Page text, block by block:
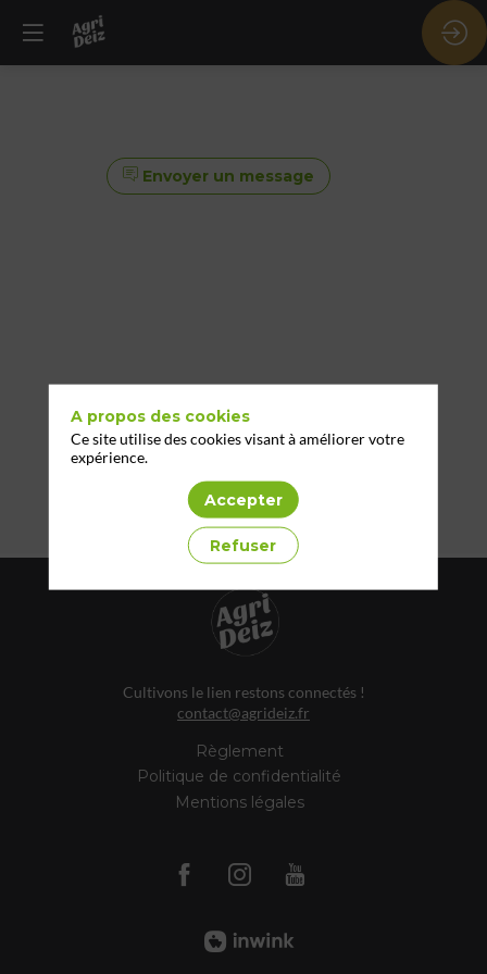
Envoyer un message
Envoyer un message
Cultivons le lien restons connectés !
contact@agrideiz.fr
Règlement
Politique de confidentialité
Mentions légales
A propos des cookies
Ce site utilise des cookies visant à améliorer votre
expérience.
Accepter
Refuser